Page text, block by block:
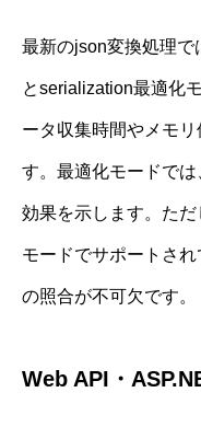
最新のjson変換処理で
とserialization最適化
ータ収集時間やメモ
す。最適化モードで
効果を示します。た
モードでサポートさ
の照合が不可欠です。
Web API・